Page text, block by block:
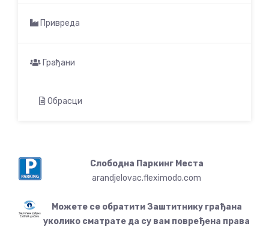
Привреда
Грађани
Обрасци
Слободна Паркинг Места
arandjelovac.fleximodo.com
Можете се обратити Заштитнику грађана
уколико сматрате да су вам повређена права